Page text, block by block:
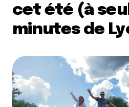
cet été (à
minutes de